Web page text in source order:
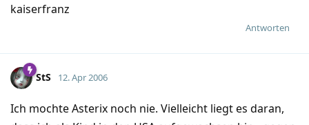
kaiserfranz
Antworten
StS 12. Apr 2006
Ich mochte Asterix noch nie. Vielleicht liegt es daran,